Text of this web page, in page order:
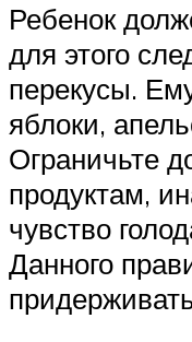
Ребенок
для этого
перекусы.
яблоки,
Ограничьте
продуктам,
чувство
Данного